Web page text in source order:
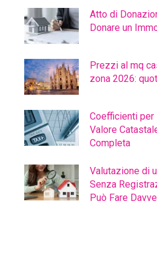
Atto di
Donare un
Prezzi al mq
zona 2026:
Coefficienti per
Valore
Completa
Valutazione di
Senza
Può Fare